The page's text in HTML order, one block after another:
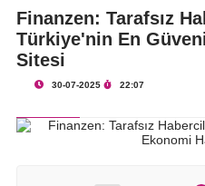
Finanzen: Tarafsız
Türkiye'nin En
Sitesi
30-07-2025 22:07